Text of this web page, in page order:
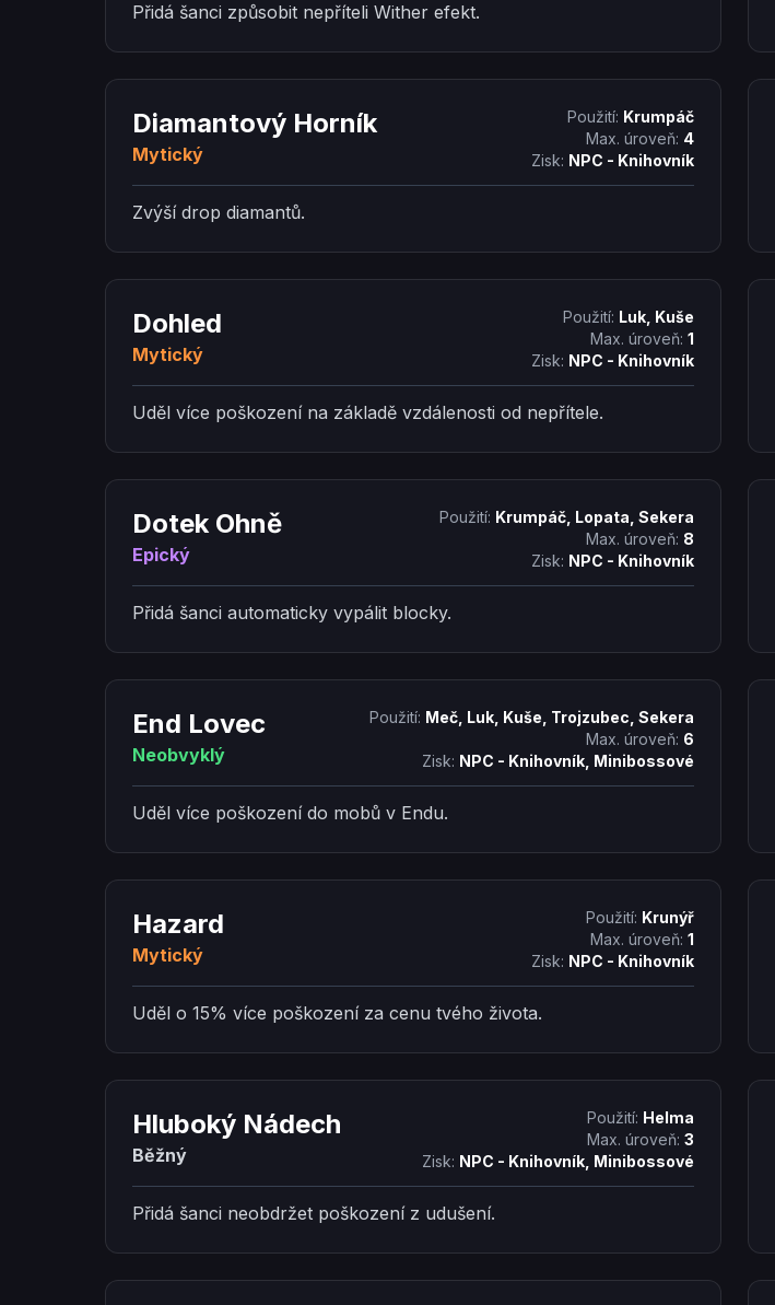
Přidá šanci způsobit nepříteli Wither efekt.
Diamantový Horník
Mytický
Použití: Krumpáč
Max. úroveň: 4
Zisk: NPC - Knihovník
Zvýší drop diamantů.
Dohled
Mytický
Použití: Luk, Kuše
Max. úroveň: 1
Zisk: NPC - Knihovník
Uděl více poškození na základě vzdálenosti od nepřítele.
Dotek Ohně
Epický
Použití: Krumpáč, Lopata, Sekera
Max. úroveň: 8
Zisk: NPC - Knihovník
Přidá šanci automaticky vypálit blocky.
End Lovec
Neobvyklý
Použití: Meč, Luk, Kuše, Trojzubec, Sekera
Max. úroveň: 6
Zisk: NPC - Knihovník, Minibossové
Uděl více poškození do mobů v Endu.
Hazard
Mytický
Použití: Krunýř
Max. úroveň: 1
Zisk: NPC - Knihovník
Uděl o 15% více poškození za cenu tvého života.
Hluboký Nádech
Běžný
Použití: Helma
Max. úroveň: 3
Zisk: NPC - Knihovník, Minibossové
Přidá šanci neobdržet poškození z udušení.